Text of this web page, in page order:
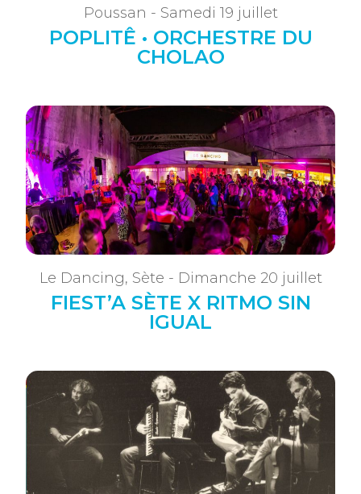
Poussan - Samedi 19 juillet
POPLITÊ • ORCHESTRE DU
CHOLAO
Le Dancing, Sète - Dimanche 20 juillet
FIEST’A SÈTE X RITMO SIN
IGUAL